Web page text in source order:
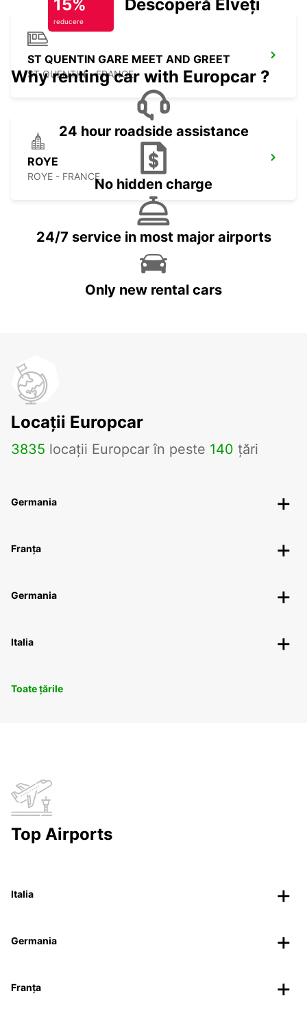
ST QUENTIN GARE MEET AND GREET
ST QUENTIN - FRANCE
ROYE
ROYE - FRANCE
15%
reducere
Descoperă Elveția
Why renting car with Europcar ?
24 hour roadside assistance
No hidden charge
24/7 service in most major airports
Only new rental cars
Locații Europcar
3835 locații Europcar în peste 140 țări
Germania
Franța
Germania
Italia
Toate țările
Top Airports
Italia
Germania
Franța